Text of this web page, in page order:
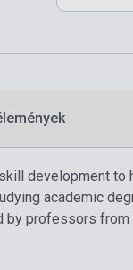
development to
academic
by professors